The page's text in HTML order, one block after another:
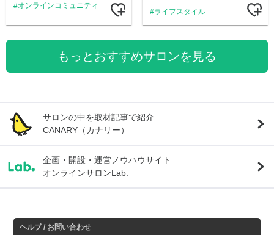
オンラインコミュニティ
ライフスタイル
もっとおすすめサロンを見る
サロンの中を取材記事で紹介
CANARY（カナリー）
企画・開設・運営ノウハウサイト
オンラインサロンLab.
ヘルプ / お問い合わせ